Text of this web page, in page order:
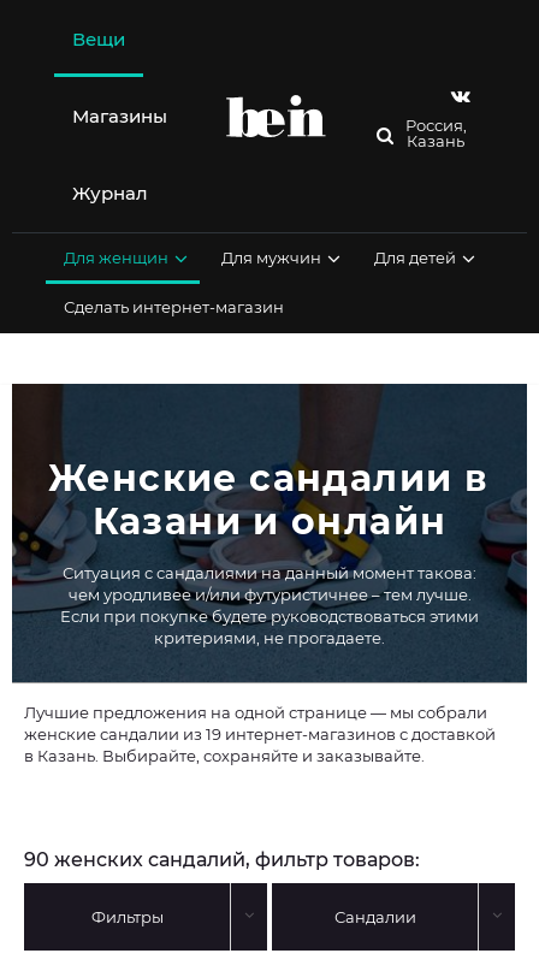
содержимому
Вещи
Магазины
Журнал
Россия,
Казань
Для женщин Для мужчин Для детей
Сделать интернет-магазин
Женские сандалии в
Казани и онлайн
Ситуация с сандалиями на данный момент такова:
чем уродливее и/или футуристичнее – тем лучше.
Если при покупке будете руководствоваться этими
критериями, не прогадаете.
Лучшие предложения на одной странице — мы собрали
женские сандалии из 19 интернет-магазинов с доставкой
в Казань. Выбирайте, сохраняйте и заказывайте.
90 женских сандалий, фильтр товаров:
Фильтры Сандалии